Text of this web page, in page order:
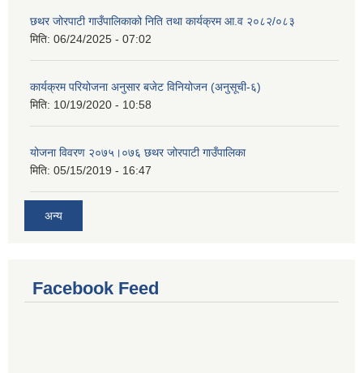
छथर जोरपाटी गाउँपालिकाको निति तथा कार्यक्रम आ.व २०८२/०८३
मिति: 06/24/2025 - 07:02
कार्यक्रम परियोजना अनुसार बजेट विनियोजन (अनुसूची-६)
मिति: 10/19/2020 - 10:58
योजना विवरण २०७५।०७६ छथर जोरपाटी गाउँपालिका
मिति: 05/15/2019 - 16:47
अन्य
Facebook Feed